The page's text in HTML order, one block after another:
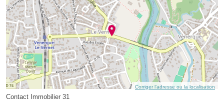
Corriger l’adresse ou la localisation
Contact Immobilier 31